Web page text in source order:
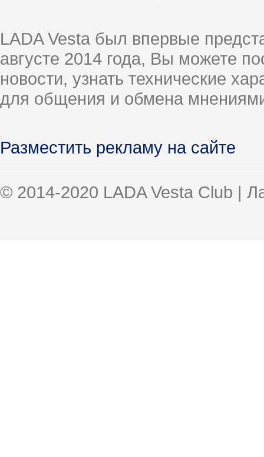
LADA Vesta был впервые
августе 2014 года, Вы можете
новости, узнать технические
для общения и обмена
Разместить рекламу на сайте
© 2014-2020 LADA Vesta Club |